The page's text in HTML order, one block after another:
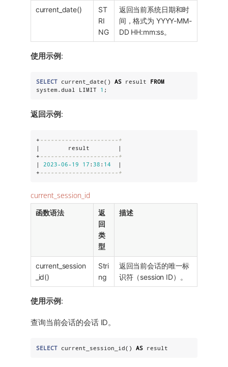
current_date()
ST
RI
NG
返回当前系统日期和时
间，格式为 YYYY-MM-
DD HH:mm:ss。
使用示例 :
SELECT current_date() AS result FROM
system.dual LIMIT 1 ;
返回示例 :
+ ----------------------+
|        result        |
+ ----------------------+
| 2023-06-19 17 : 38 : 14
  |
+ ----------------------+
current_session_id
函数语法
返
回
类
型
描述
current_session
_id()
Stri
ng
返回当前会话的唯一标
识符（session ID）。
使用示例 :
查询当前会话的会话 ID。
SELECT current_session_id() AS result